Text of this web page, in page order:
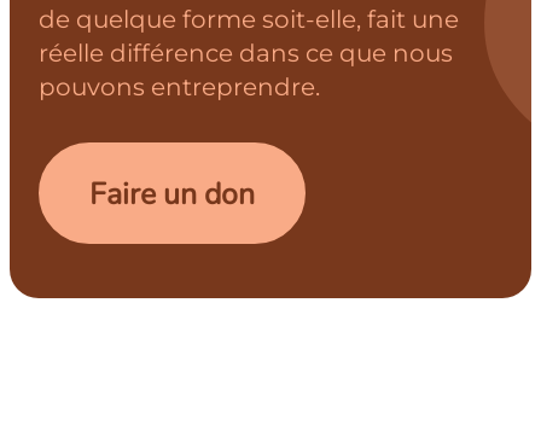
de quelque forme soit-elle, fait une
réelle différence dans ce que nous
pouvons entreprendre.
Faire un don